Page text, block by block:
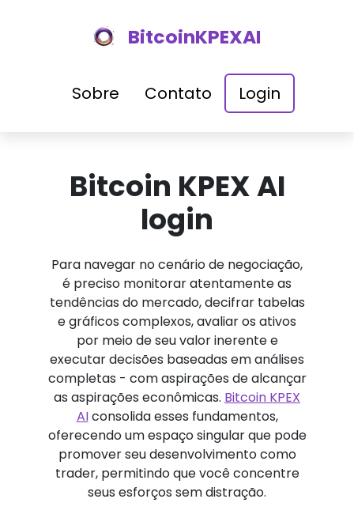
BitcoinKPEXAI
Sobre Contato Login
Bitcoin KPEX AI
login
Para navegar no cenário de negociação,
é preciso monitorar atentamente as
tendências do mercado, decifrar tabelas
e gráficos complexos, avaliar os ativos
por meio de seu valor inerente e
executar decisões baseadas em análises
completas - com aspirações de alcançar
as aspirações econômicas. Bitcoin KPEX
AIconsolida esses fundamentos,
oferecendo um espaço singular que pode
promover seu desenvolvimento como
trader, permitindo que você concentre
seus esforços sem distração.